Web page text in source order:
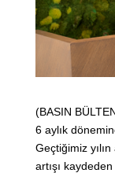
(BASIN
6 aylık
Geçtiğimiz
artışı